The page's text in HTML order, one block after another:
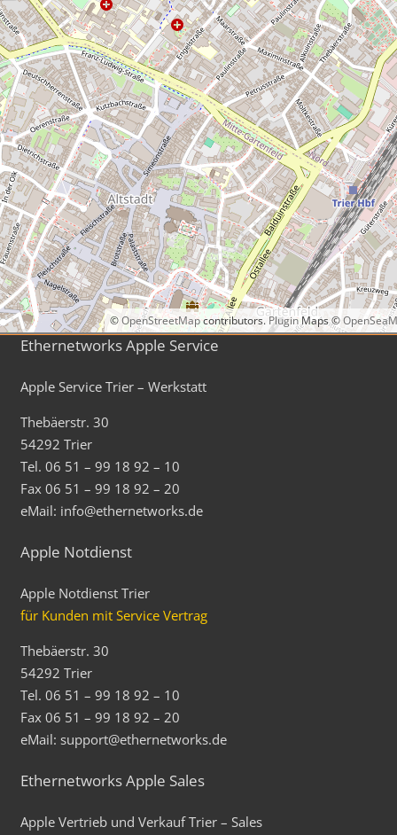
©OpenStreetMapcontributors.Plugin Maps ©
Ethernetworks Apple Service
Apple Service Trier – Werkstatt
Thebäerstr. 30
54292 Trier
Tel. 06 51 – 99 18 92 – 10
Fax 06 51 – 99 18 92 – 20
eMail: info@ethernetworks.de
Apple Notdienst
Apple Notdienst Trier
für Kunden mit Service Vertrag
Thebäerstr. 30
54292 Trier
Tel. 06 51 – 99 18 92 – 10
Fax 06 51 – 99 18 92 – 20
eMail: support@ethernetworks.de
Ethernetworks Apple Sales
Apple Vertrieb und Verkauf Trier – Sales